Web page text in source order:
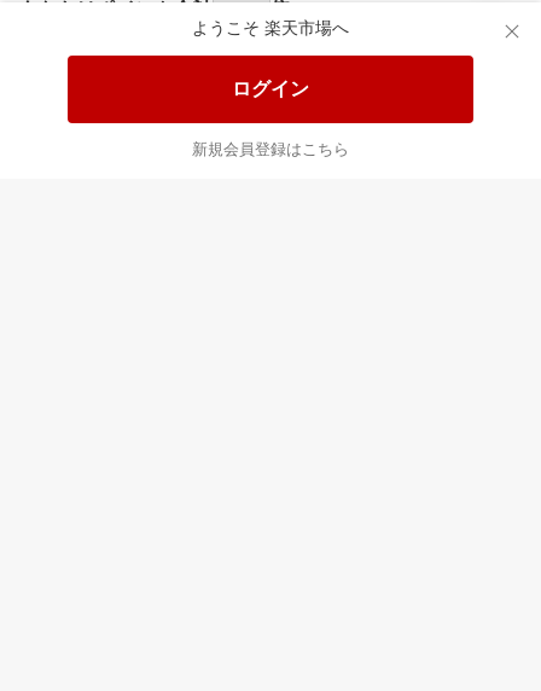
ようこそ 楽天市場へ
ログイン
新規会員登録はこちら
あなたはポイント 合計 倍